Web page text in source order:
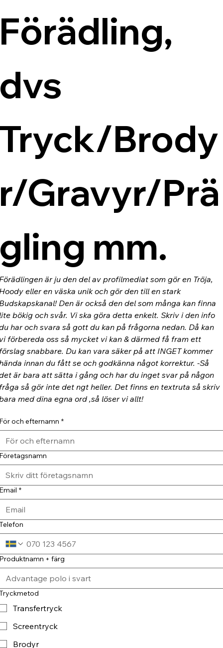
Brody
Gravyr/Prä
mm.
är ju den del av profilmediat som gör en Tröja,
eller en väska unik och gör den till en stark
Den är också den del som många kan finna
bökig och svår. Vi ska göra detta enkelt. Skriv i den info
har och svara så gott du kan på frågorna nedan. Då kan
förbereda oss så mycket vi kan & därmed få fram ett
snabbare. Du kan vara säker på att INGET kommer
innan du fått se och godkänna något korrektur. -Så
är bara att sätta i gång och har du inget svar på någon
så gör inte det ngt heller. Det finns en textruta så skriv
med dina egna ord ,så löser vi allt!
och efternamn *
*
+ färg
Transfertryck
Screentryck
Brodyr